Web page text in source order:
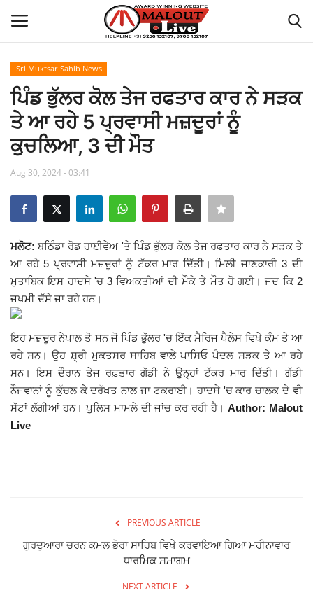
Home
About Us
How to Reach Malout
Malout News
History of Malout
Giddarbaha
Railway Time Table
Lambi
Important
Sri Muktsar Sahib News
ਪਿੰਡ ਭੁੱਲਰ ਕੋਲ ਤੇਜ ਰਫਤਾਰ ਕਾਰ ਨੇ ਸੜਕ
ਤੇ ਆ ਰਹੇ 5 ਪ੍ਰਵਾਸੀ ਮਜ਼ਦੂਰਾਂ ਨੂੰ
ਕੁਚਲਿਆ, 3 ਦੀ ਮੌਤ
Aug 30, 2024 - 03:41
ਮਲੋਟ: ਬਠਿੰਡਾ ਰੋਡ ਹਾਈਵੇਅ 'ਤੇ ਪਿੰਡ ਭੁੱਲਰ ਕੋਲ ਤੇਜ ਰਫਤਾਰ ਕਾਰ ਨੇ ਸੜਕ ਤੇ
ਆ ਰਹੇ 5 ਪ੍ਰਵਾਸੀ ਮਜ਼ਦੂਰਾਂ ਨੂੰ ਟੱਕਰ ਮਾਰ ਦਿੱਤੀ। ਮਿਲੀ ਜਾਣਕਾਰੀ 3 ਦੀ
ਮੁਤਾਬਿਕ ਇਸ ਹਾਦਸੇ 'ਚ 3 ਵਿਅਕਤੀਆਂ ਦੀ ਮੌਕੇ ਤੇ ਮੌਤ ਹੋ ਗਈ। ਜਦ ਕਿ 2
ਜਖਮੀ ਦੱਸੇ ਜਾ ਰਹੇ ਹਨ।
ਇਹ ਮਜ਼ਦੂਰ ਨੇਪਾਲ ਤੋ ਸਨ ਜੋ ਪਿੰਡ ਭੁੱਲਰ 'ਚ ਇੱਕ ਮੈਰਿਜ ਪੈਲੇਸ ਵਿਖੇ ਕੰਮ ਤੇ ਆ
ਰਹੇ ਸਨ। ਉਹ ਸ਼੍ਰੀ ਮੁਕਤਸਰ ਸਾਹਿਬ ਵਾਲੇ ਪਾਸਿਓ ਪੈਦਲ ਸੜਕ ਤੇ ਆ ਰਹੇ
ਸਨ। ਇਸ ਦੌਰਾਨ ਤੇਜ ਰਫ਼ਤਾਰ ਗੱਡੀ ਨੇ ਉਨ੍ਹਾਂ ਟੱਕਰ ਮਾਰ ਦਿੱਤੀ। ਗੱਡੀ
ਨੌਜਵਾਨਾਂ ਨੂੰ ਕੁੱਚਲ ਕੇ ਦਰੱਖਤ ਨਾਲ ਜਾ ਟਕਰਾਈ। ਹਾਦਸੇ 'ਚ ਕਾਰ ਚਾਲਕ ਦੇ ਵੀ
ਸੱਟਾਂ ਲੱਗੀਆਂ ਹਨ। ਪੁਲਿਸ ਮਾਮਲੇ ਦੀ ਜਾਂਚ ਕਰ ਰਹੀ ਹੈ।Author: Malout
Live
PREVIOUS ARTICLE
ਗੁਰਦੁਆਰਾ ਚਰਨ ਕਮਲ ਭੋਰਾ ਸਾਹਿਬ ਵਿਖੇ ਕਰਵਾਇਆ ਗਿਆ ਮਹੀਨਾਵਾਰ
ਧਾਰਮਿਕ ਸਮਾਗਮ
NEXT ARTICLE